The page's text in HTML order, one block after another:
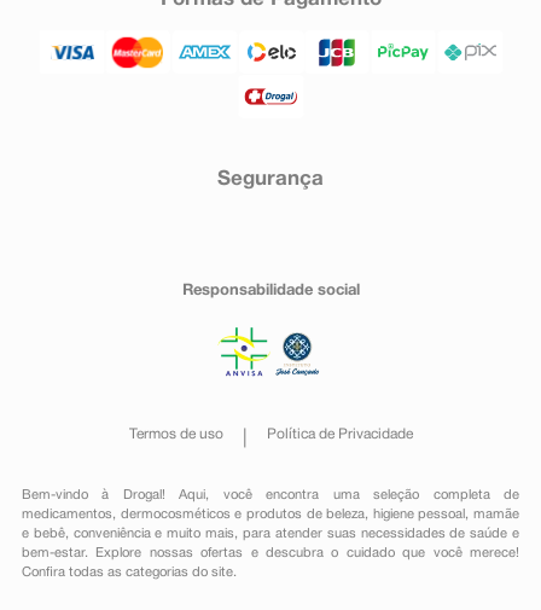
Segurança
Responsabilidade social
Termos de uso Política de Privacidade
Bem-vindo à Drogal! Aqui, você encontra uma seleção completa de
medicamentos , dermocosméticos e produtos de beleza, higiene pessoal ,mamãe
e bebê, conveniênciae muito mais, para atender suas necessidades de saúde e
bem-estar. Explore nossas ofertas e descubra o cuidado que você merece!
Confira todas as categorias do site.